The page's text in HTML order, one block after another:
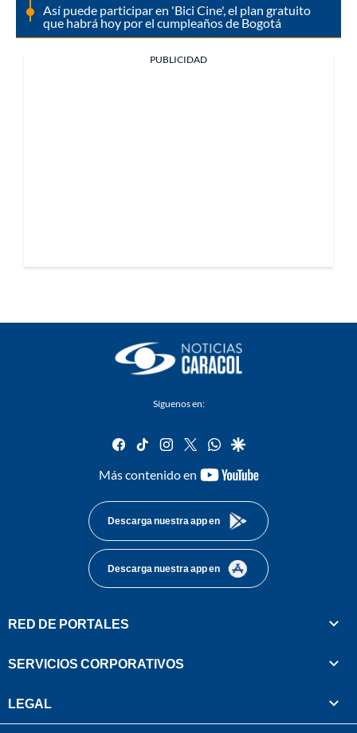
Así puede participar en 'Bici Cine', el plan gratuito
que habrá hoy por el cumpleaños de Bogotá
PUBLICIDAD
Síguenos en:
facebook
tiktok instagram
twitterwhatsapp
google
Más contenido en
youtube-
Descarga nuestra app en
Descarga nuestra app en
RED DE PORTALES
SERVICIOS CORPORATIVOS
LEGAL